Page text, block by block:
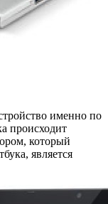
именно по
происходит
который
является